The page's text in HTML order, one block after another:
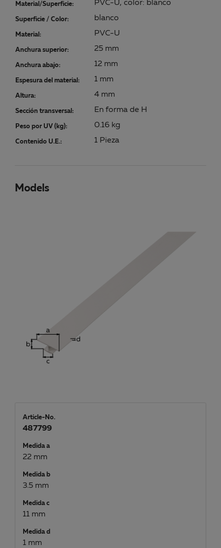
Material/Superficie: PVC-U, color: blanco
Superficie / Color: blanco
Material: PVC-U
Anchura superior: 25 mm
Anchura abajo: 12 mm
Espesura del material: 1 mm
Altura: 4 mm
Sección transversal: En forma de H
Peso por UV (kg): 0.16 kg
Contenido U.E.: 1 Pieza
Models
Article-No.
487799
Medida a
22 mm
Medida b
3.5 mm
Medida c
11 mm
Medida d
1 mm